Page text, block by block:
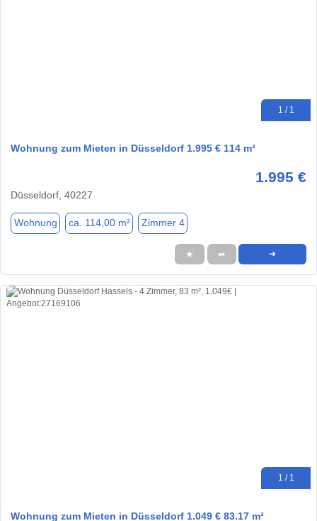
1 / 1
Wohnung zum Mieten in Düsseldorf 1.995 € 114 m²
1.995 €
Düsseldorf, 40227
Wohnung ca. 114,00 m² Zimmer 4
★ ➦ ➜
1 / 1
Wohnung zum Mieten in Düsseldorf 1.049 € 83.17 m²